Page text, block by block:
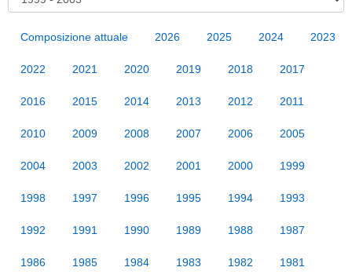
Composizione attuale 2026 2025 2024 2023
2022 2021 2020 2019 2018 2017
2016 2015 2014 2013 2012 2011
2010 2009 2008 2007 2006 2005
2004 2003 2002 2001 2000 1999
1998 1997 1996 1995 1994 1993
1992 1991 1990 1989 1988 1987
1986 1985 1984 1983 1982 1981